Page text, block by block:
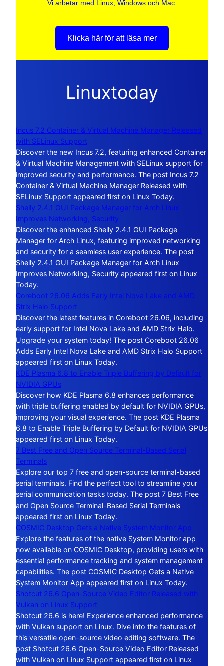
Vi arbetar med Linux, Windows och Mac.
Klicka här för att läsa mer
Linuxtoday
Incus 7.2 Container & Virtual Machine Manager Released
with SELinux Support
Discover the new Incus 7.2, featuring enhanced Container
& Virtual Machine Management with SELinux support for
improved security and performance. The post Incus 7.2
Container & Virtual Machine Manager Released with
SELinux Support appeared first on Linux Today.
Shelly 2.4.1 GUI Package Manager for Arch Linux
Improves Networking, Security
Discover the enhanced Shelly 2.4.1 GUI Package
Manager for Arch Linux, featuring improved networking
and security for a seamless user experience. The post
Shelly 2.4.1 GUI Package Manager for Arch Linux
Improves Networking, Security appeared first on Linux
Today.
Coreboot 26.06 Adds Early Intel Nova Lake and AMD
Strix Halo Support
Discover the latest features in Coreboot 26.06, including
early support for Intel Nova Lake and AMD Strix Halo.
Upgrade your system today! The post Coreboot 26.06
Adds Early Intel Nova Lake and AMD Strix Halo Support
appeared first on Linux Today.
KDE Plasma 6.8 to Enable Triple Buffering by Default for
NVIDIA GPUs
Discover how KDE Plasma 6.8 enhances performance
with triple buffering enabled by default for NVIDIA GPUs,
improving your visual experience. The post KDE Plasma
6.8 to Enable Triple Buffering by Default for NVIDIA GPUs
appeared first on Linux Today.
7 Best Free and Open Source Terminal-Based Serial
Terminals
Explore our top 7 free and open-source terminal-based
serial terminals. Find the perfect tool to streamline your
serial communication tasks today. The post 7 Best Free
and Open Source Terminal-Based Serial Terminals
appeared first on Linux Today.
COSMIC Desktop Gets a Native System Monitor App
Explore the features of the native System Monitor app
now available on COSMIC Desktop, providing users with
essential performance tracking and system management
capabilities. The post COSMIC Desktop Gets a Native
System Monitor App appeared first on Linux Today.
Shotcut 26.6 Open-Source Video Editor Released with
Vulkan on Linux Support
Shotcut 26.6 is here! Experience enhanced performance
with Vulkan support on Linux. Dive into the features of
this versatile open-source video editing software. The
post Shotcut 26.6 Open-Source Video Editor Released
with Vulkan on Linux Support appeared first on Linux